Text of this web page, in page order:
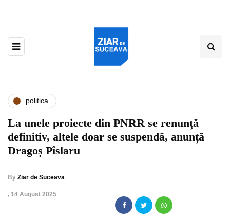
politica
La unele proiecte din PNRR se renunță
definitiv, altele doar se suspendă, anunță
Dragoș Pîslaru
By Ziar de Suceava
, 14 August 2025